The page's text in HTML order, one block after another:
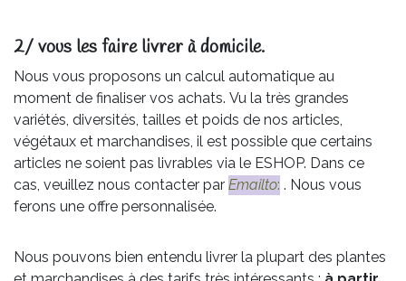
2/ vous les faire livrer à domicile.
Nous vous proposons un calcul automatique au
moment de finaliser vos achats. Vu la très grandes
variétés, diversités, tailles et poids de nos articles,
végétaux et marchandises, il est possible que certains
articles ne soient pas livrables via le ESHOP. Dans ce
cas, veuillez nous contacter par Emailto: . Nous vous
ferons une offre personnalisée.
Nous pouvons bien entendu livrer la plupart des plantes